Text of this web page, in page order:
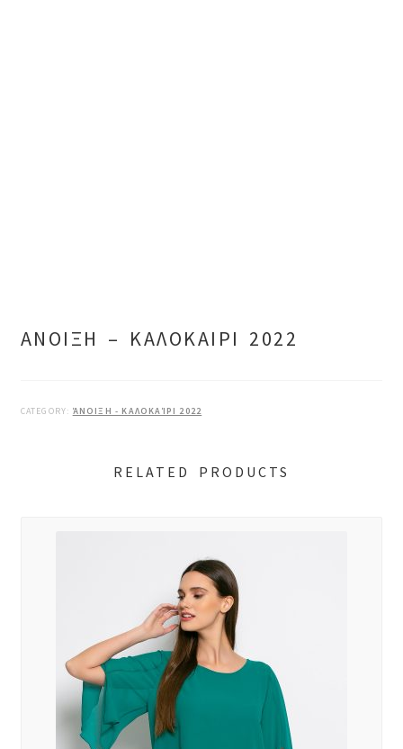
ΑΝΟΙΞΗ – ΚΑΛΟΚΑΙΡΙ 2022
CATEGORY: ΆΝΟΙΞΗ - ΚΑΛΟΚΑΊΡΙ 2022
RELATED PRODUCTS